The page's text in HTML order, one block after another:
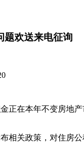
题欢送来电征询
在本年不变房地产
关政策，对住房公